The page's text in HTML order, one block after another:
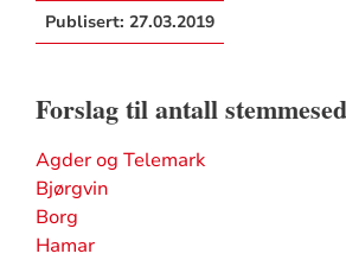
Publisert: 27.03.2019
Forslag til antall
Agder og Telemark
Bjørgvin
Borg
Hamar